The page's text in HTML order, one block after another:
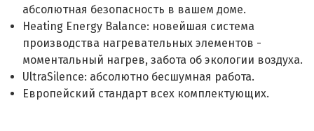
абсолютная безопасность в вашем доме.
Heating Energy Balance: новейшая система
производства нагревательных элементов -
моментальный нагрев, забота об экологии воздуха.
UltraSilence: абсолютно бесшумная работа.
Европейский стандарт всех комплектующих.